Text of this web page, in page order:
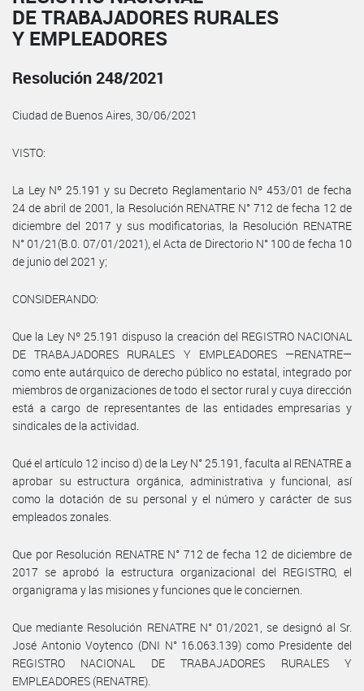
DE TRABAJADORES RURALES
Y EMPLEADORES
Resolución 248/2021
Ciudad de Buenos Aires, 30/06/2021
VISTO:
La Ley Nº 25.191 y su Decreto Reglamentario Nº 453/01 de fecha
24 de abril de 2001, la Resolución RENATRE N° 712 de fecha 12 de
diciembre del 2017 y sus modificatorias, la Resolución RENATRE
N° 01/21(B.0. 07/01/2021), el Acta de Directorio N° 100 de fecha 10
de junio del 2021 y;
CONSIDERANDO:
Que la Ley Nº 25.191 dispuso la creación del REGISTRO NACIONAL
DE TRABAJADORES RURALES Y EMPLEADORES —RENATRE—
como ente autárquico de derecho público no estatal, integrado por
miembros de organizaciones de todo el sector rural y cuya dirección
está a cargo de representantes de las entidades empresarias y
sindicales de la actividad.
Qué el artículo 12 inciso d) de la Ley N° 25.191, faculta al RENATRE a
aprobar su estructura orgánica, administrativa y funcional, así
como la dotación de su personal y el número y carácter de sus
empleados zonales.
Que por Resolución RENATRE N° 712 de fecha 12 de diciembre de
2017 se aprobó la estructura organizacional del REGISTRO, el
organigrama y las misiones y funciones que le conciernen.
Que mediante Resolución RENATRE N° 01/2021, se designó al Sr.
José Antonio Voytenco (DNI N° 16.063.139) como Presidente del
REGISTRO NACIONAL DE TRABAJADORES RURALES Y
EMPLEADORES (RENATRE).